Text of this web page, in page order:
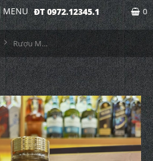
MENU ĐT 0972.12345.1 0
Rượu Martell Cognac XO